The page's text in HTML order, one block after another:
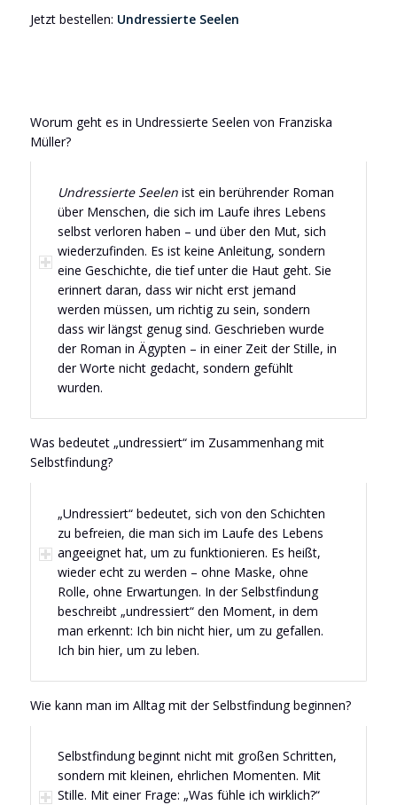
Jetzt bestellen: Undressierte Seelen
Worum geht es in Undressierte Seelen von Franziska
Müller?
Undressierte Seelenist ein berührender Roman
über Menschen, die sich im Laufe ihres Lebens
selbst verloren haben – und über den Mut, sich
wiederzufinden. Es ist keine Anleitung, sondern
eine Geschichte, die tief unter die Haut geht. Sie
erinnert daran, dass wir nicht erst jemand
werden müssen, um richtig zu sein, sondern
dass wir längst genug sind. Geschrieben wurde
der Roman in Ägypten – in einer Zeit der Stille, in
der Worte nicht gedacht, sondern gefühlt
wurden.
Was bedeutet „undressiert“ im Zusammenhang mit
Selbstfindung?
„Undressiert“ bedeutet, sich von den Schichten
zu befreien, die man sich im Laufe des Lebens
angeeignet hat, um zu funktionieren. Es heißt,
wieder echt zu werden – ohne Maske, ohne
Rolle, ohne Erwartungen. In der Selbstfindung
beschreibt „undressiert“ den Moment, in dem
man erkennt: Ich bin nicht hier, um zu gefallen.
Ich bin hier, um zu leben.
Wie kann man im Alltag mit der Selbstfindung beginnen?
Selbstfindung beginnt nicht mit großen Schritten,
sondern mit kleinen, ehrlichen Momenten. Mit
Stille. Mit einer Frage: „Was fühle ich wirklich?“